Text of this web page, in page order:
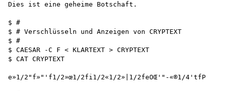
Dies ist eine geheime Botschaft.
$ #
$ # Verschlüsseln und Anzeigen von CRYPTEXT
$ #
$ CAESAR -C F < KLARTEXT > CRYPTEXT
$ CAT CRYPTEXT
e»1/2"f»"'f1/2»œ1/2fi1/2«1/2»|1/2feOŒ'"-«®1/4'tfP